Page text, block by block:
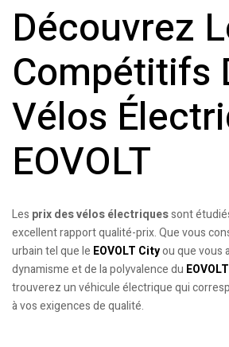
Découvrez
Compétitifs
Vélos
EOVOLT
Les prix des vélos électriquessont
excellent rapport qualité-prix. Que vous
urbain tel que le EOVOLT Cityou que vous
dynamisme et de la polyvalence du
trouverez un véhicule électrique qui
à vos exigences de qualité.